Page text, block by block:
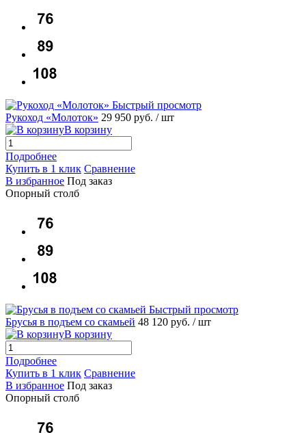
Быстрый просмотр
Рукоход «Молоток» 29 950 руб. / шт
В корзину
Подробнее
Купить в 1 клик Сравнение
В избранное Под заказ
Опорный столб
Быстрый просмотр
Брусья в подъем со скамьей 48 120 руб. / шт
В корзину
Подробнее
Купить в 1 клик Сравнение
В избранное Под заказ
Опорный столб